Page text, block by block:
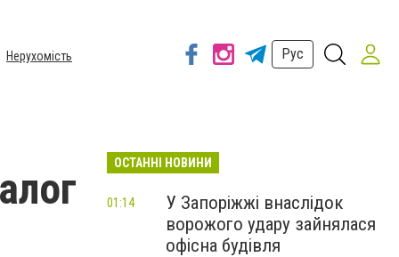
Нерухомість
Рус
ОСТАННІ НОВИНИ
У Запоріжжі внаслідок
ворожого удару зайнялася
офісна будівля
01:14